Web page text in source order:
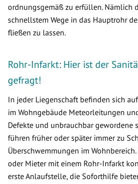
ordnungsgemäß zu erfüllen. Nämlich
schnellstem Wege in das Hauptrohr
fließen zu lassen.
Rohr-Infarkt: Hier ist der
gefragt!
In jeder Liegenschaft befinden sich
im Wohngebäude Meteorleitungen
Defekte und unbrauchbar gewordene
führen früher oder später immer zu
Überschwemmungen im
oder Mieter mit einem Rohr-Infarkt
erste Anlaufstelle, die Soforthilfe